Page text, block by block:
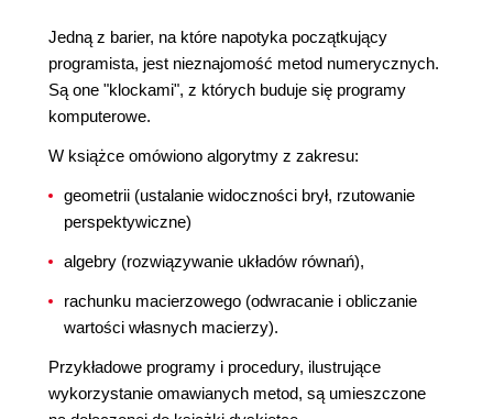
Jedną z barier, na które napotyka początkujący
programista, jest nieznajomość metod numerycznych.
Są one "klockami", z których buduje się programy
komputerowe.
W książce omówiono algorytmy z zakresu:
geometrii (ustalanie widoczności brył, rzutowanie
perspektywiczne)
algebry (rozwiązywanie układów równań),
rachunku macierzowego (odwracanie i obliczanie
wartości własnych macierzy).
Przykładowe programy i procedury, ilustrujące
wykorzystanie omawianych metod, są umieszczone